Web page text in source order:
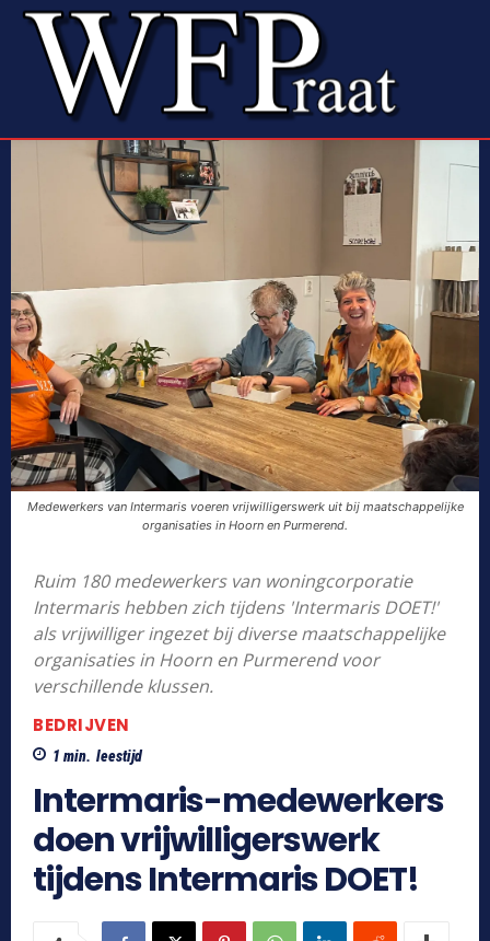
Medewerkers van Intermaris voeren vrijwilligerswerk uit bij maatschappelijke
organisaties in Hoorn en Purmerend.
Ruim 180 medewerkers van woningcorporatie
Intermaris hebben zich tijdens 'Intermaris DOET!'
als vrijwilliger ingezet bij diverse maatschappelijke
organisaties in Hoorn en Purmerend voor
verschillende klussen.
BEDRIJVEN
1 min. leestijd
Intermaris-medewerkers
doen vrijwilligerswerk
tijdens Intermaris DOET!